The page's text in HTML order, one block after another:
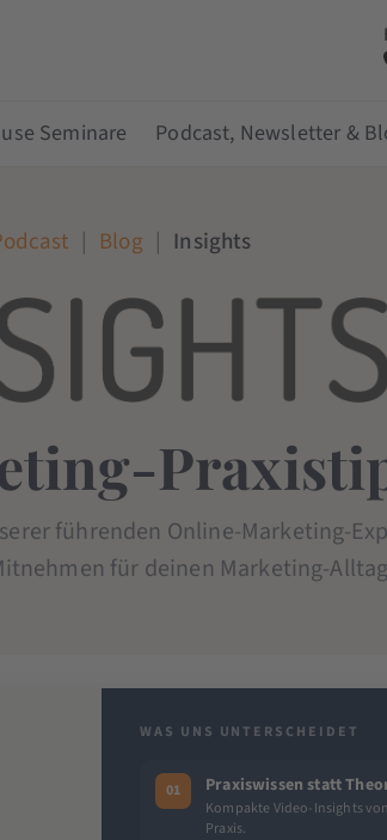
Seminare Podcast, Newsletter &
| Blog | Insights
führenden Online-Marketing-
für deinen Marketing-
WAS UNS UNTERSCHEIDET
01 Praxiswissen statt
Kompakte Video-Insights
Praxis.